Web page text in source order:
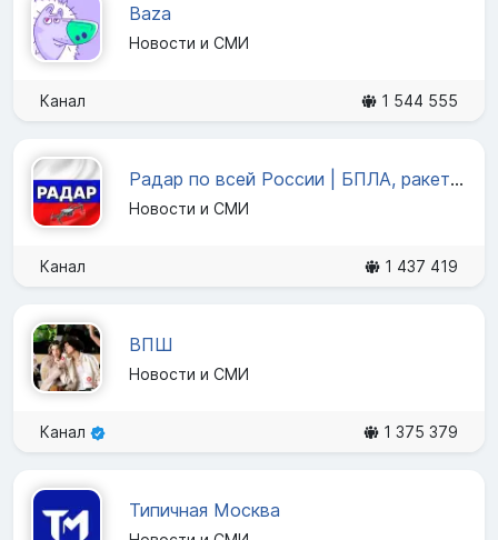
Baza
Новости и СМИ
Канал 1 544 555
Радар по всей России | БПЛА, ракеты, самолёты
Новости и СМИ
Канал 1 437 419
ВПШ
Новости и СМИ
Канал 1 375 379
Типичная Москва